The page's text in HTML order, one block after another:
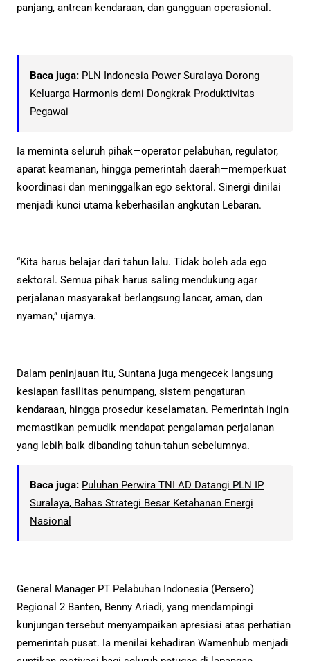
panjang, antrean kendaraan, dan gangguan operasional.
Baca juga: PLN Indonesia Power Suralaya Dorong
Keluarga Harmonis demi Dongkrak Produktivitas
Pegawai
Ia meminta seluruh pihak—operator pelabuhan, regulator,
aparat keamanan, hingga pemerintah daerah—memperkuat
koordinasi dan meninggalkan ego sektoral. Sinergi dinilai
menjadi kunci utama keberhasilan angkutan Lebaran.
“Kita harus belajar dari tahun lalu. Tidak boleh ada ego
sektoral. Semua pihak harus saling mendukung agar
perjalanan masyarakat berlangsung lancar, aman, dan
nyaman,” ujarnya.
Dalam peninjauan itu, Suntana juga mengecek langsung
kesiapan fasilitas penumpang, sistem pengaturan
kendaraan, hingga prosedur keselamatan. Pemerintah ingin
memastikan pemudik mendapat pengalaman perjalanan
yang lebih baik dibanding tahun-tahun sebelumnya.
Baca juga: Puluhan Perwira TNI AD Datangi PLN IP
Suralaya, Bahas Strategi Besar Ketahanan Energi
Nasional
General Manager PT Pelabuhan Indonesia (Persero)
Regional 2 Banten, Benny Ariadi, yang mendampingi
kunjungan tersebut menyampaikan apresiasi atas perhatian
pemerintah pusat. Ia menilai kehadiran Wamenhub menjadi